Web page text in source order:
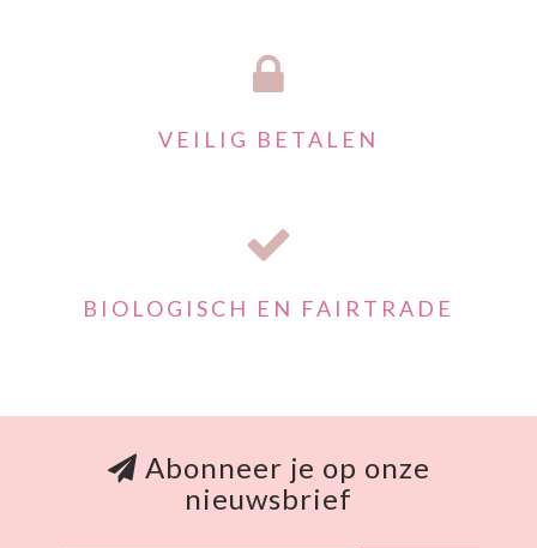
VEILIG BETALEN
BIOLOGISCH EN FAIRTRADE
Abonneer je op onze
nieuwsbrief